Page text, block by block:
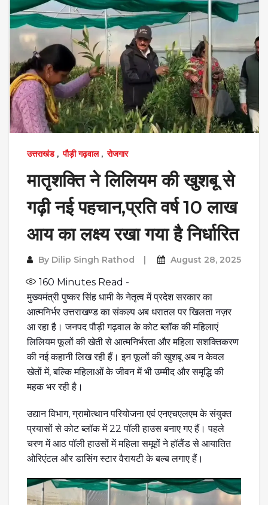
उत्तराखंड, पौड़ी गढ़वाल, रोजगार
मातृशक्ति ने लिलियम की खुशबू से
गढ़ी नई पहचान,प्रति वर्ष 10 लाख
आय का लक्ष्य रखा गया है निर्धारित
By Dilip Singh Rathod August 28, 2025
160 Minutes Read -
मुख्यमंत्री पुष्कर सिंह धामी के नेतृत्व में प्रदेश सरकार का
आत्मनिर्भर उत्तराखण्ड का संकल्प अब धरातल पर खिलता नज़र
आ रहा है। जनपद पौड़ी गढ़वाल के कोट ब्लॉक की महिलाएं
लिलियम फूलों की खेती से आत्मनिर्भरता और महिला सशक्तिकरण
की नई कहानी लिख रही हैं। इन फूलों की खुशबू अब न केवल
खेतों में, बल्कि महिलाओं के जीवन में भी उम्मीद और समृद्धि की
महक भर रही है।
उद्यान विभाग, ग्रामोत्थान परियोजना एवं एनएचएलएम के संयुक्त
प्रयासों से कोट ब्लॉक में 22 पॉली हाउस बनाए गए हैं। पहले
चरण में आठ पॉली हाउसों में महिला समूहों ने हॉलैंड से आयातित
ओरिएंटल और डासिंग स्टार वैरायटी के बल्ब लगाए हैं।